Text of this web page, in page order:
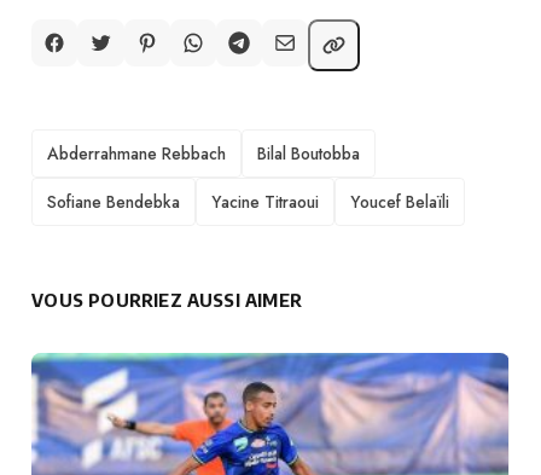
TAGS
Abderrahmane Rebbach
Bilal Boutobba
Sofiane Bendebka
Yacine Titraoui Youcef Belaïli
VOUS POURRIEZ AUSSI AIMER